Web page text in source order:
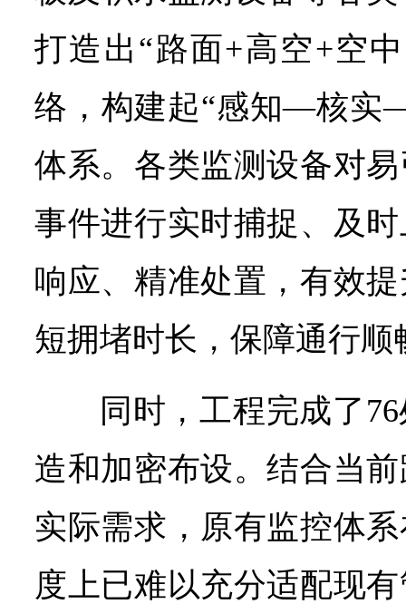
打造出“路面+高空+空
络，构建起“感知—核实
体系。各类监测设备对
事件进行实时捕捉、及
响应、精准处置，有效
短拥堵时长，保障通行顺
同时，工程完成了
造和加密布设。结合当
实际需求，原有监控体
度上已难以充分适配现